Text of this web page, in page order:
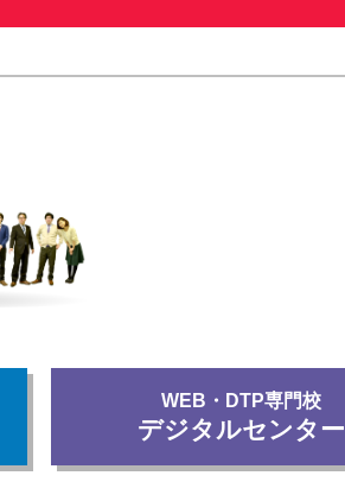
WEB・DTP専門校
デジタルセンター